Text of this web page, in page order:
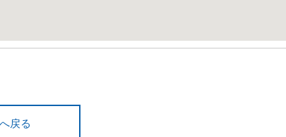
戻る